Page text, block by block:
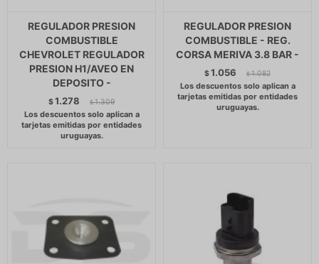
REGULADOR PRESION
COMBUSTIBLE
CHEVROLET REGULADOR
PRESION H1/AVEO EN
DEPOSITO -
$1.278 $ 1.309
REGULADOR PRESION
COMBUSTIBLE - REG.
CORSA MERIVA 3.8 BAR -
$1.056 $ 1.082